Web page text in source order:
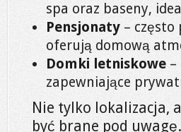
spa oraz baseny,
Pensjonaty – często
oferują domową
Domki letniskowe –
zapewniające
Nie tylko lokalizacja,
być brane pod